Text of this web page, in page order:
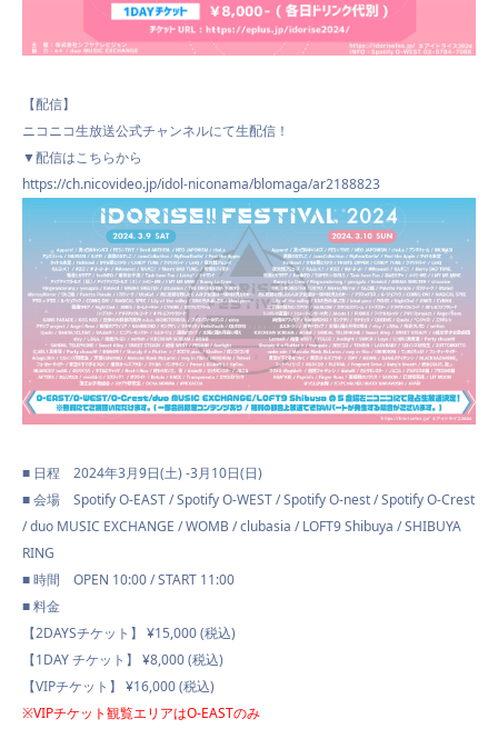
PROFILE
VIDEO
【配信】
ニコニコ生放送公式チャンネルにて生配信！
▼配信はこちらから
https://ch.nicovideo.jp/idol-niconama/blomaga/ar2188823
■ 日程 2024年3月9日(土) -3月10日(日)
■ 会場 Spotify O-EAST / Spotify O-WEST / Spotify O-nest / Spotify O-Crest
/ duo MUSIC EXCHANGE / WOMB / clubasia / LOFT9 Shibuya / SHIBUYA
RING
■ 時間 OPEN 10:00 / START 11:00
■ 料金
【2DAYSチケット】 ¥15,000 (税込)
【1DAY チケット】 ¥8,000 (税込)
【VIPチケット】 ¥16,000 (税込)
※VIPチケット観覧エリアはO-EASTのみ